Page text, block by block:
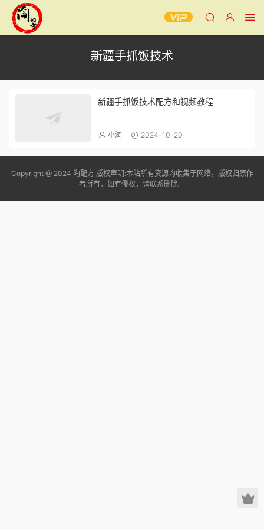
新疆手抓饭技术
新疆手抓饭技术配方和视频教程
小淘 2024-10-20
Copyright @ 2024 淘配方 版权声明:本站所有资源均收集于网络，版权归原作
者所有，如有侵权，请联系删除。